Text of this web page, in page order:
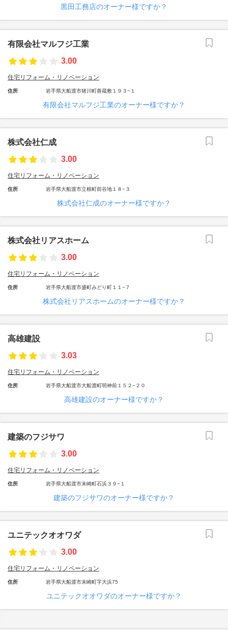
黒田工務店のオーナー様ですか？
有限会社マルフジ工業
3.00
住宅リフォーム・リノベーション
住所 岩手県大船渡市猪川町善蔵敷１９３−１
有限会社マルフジ工業のオーナー様ですか？
株式会社仁成
3.00
住宅リフォーム・リノベーション
住所 岩手県大船渡市立根町前谷地１８−３
株式会社仁成のオーナー様ですか？
株式会社リアスホーム
3.00
住宅リフォーム・リノベーション
住所 岩手県大船渡市盛町みどり町１１−７
株式会社リアスホームのオーナー様ですか？
高雄建設
3.03
住宅リフォーム・リノベーション
住所 岩手県大船渡市大船渡町明神前１５２−２０
高雄建設のオーナー様ですか？
建築のフジサワ
3.00
住宅リフォーム・リノベーション
住所 岩手県大船渡市末崎町石浜３９−１
建築のフジサワのオーナー様ですか？
ユニテックオオワダ
3.00
住宅リフォーム・リノベーション
住所 岩手県大船渡市末崎町字大浜75
ユニテックオオワダのオーナー様ですか？